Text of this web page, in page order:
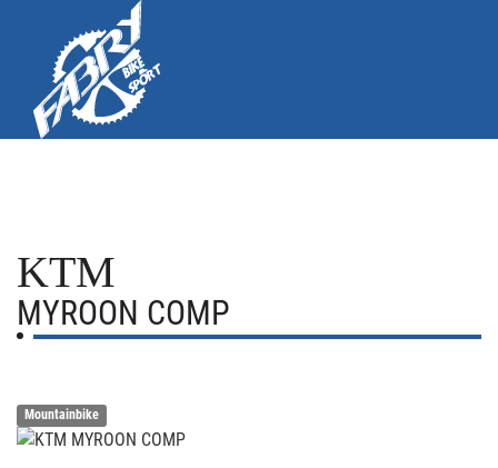
KTM
MYROON COMP
Mountainbike